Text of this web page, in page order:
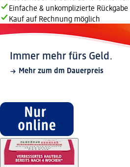
Einfache & unkomplizierte Rückgabe
Kauf auf Rechnung möglich
Immer mehr fürs Geld.
Mehr zum dm Dauerpreis